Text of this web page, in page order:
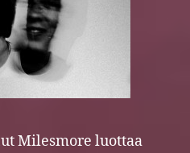
Milesmore luottaa